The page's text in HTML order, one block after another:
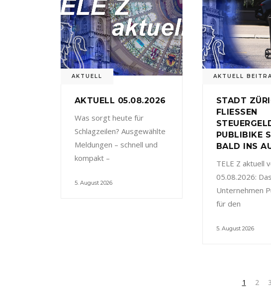
AKTUELL
AKTUELL 05.08.2026
Was sorgt heute für
Schlagzeilen? Ausgewählte
Meldungen – schnell und
kompakt –
5. August 2026
AKTUELL
STADT
FLIESSEN
PUBLIBIKE
BALD INS
TELE Z aktuell
05.08.2026:
Unternehmen
für den
5. August 2026
1 2 3